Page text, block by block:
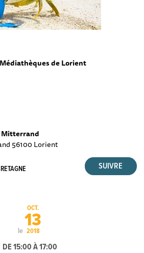
de Lorient
Mitterrand
56100 Lorient
le
OCT.
13
2018
DE 15:00 À 17:00